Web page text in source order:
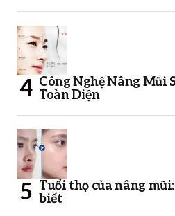
Công Nghệ Nâng Mũi
Toàn Diện
Tuổi thọ của nâng
biết